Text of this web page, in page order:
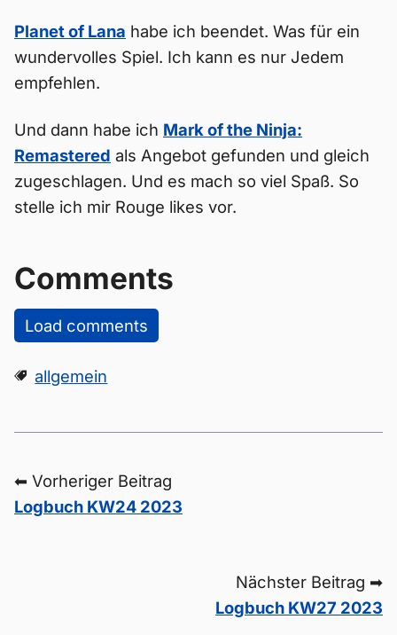
Planet of Lana habe ich beendet. Was für ein
wundervolles Spiel. Ich kann es nur Jedem
empfehlen.
Und dann habe ich Mark of the Ninja:
Remastered als Angebot gefunden und gleich
zugeschlagen. Und es mach so viel Spaß. So
stelle ich mir Rouge likes vor.
Comments
Load comments
allgemein
⬅ Vorheriger Beitrag
Logbuch KW24 2023
Nächster Beitrag ➡
Logbuch KW27 2023